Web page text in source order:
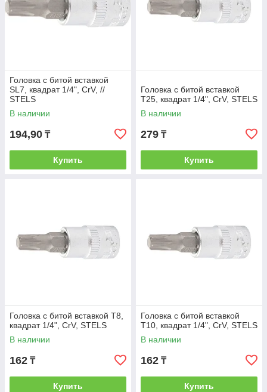
Головка с битой вставкой
SL7, квадрат 1/4", CrV, //
STELS
В наличии
194,90 ₸
Купить
Головка с битой вставкой
T25, квадрат 1/4", CrV, STELS
В наличии
279 ₸
Купить
Головка с битой вставкой T8,
квадрат 1/4", CrV, STELS
В наличии
162 ₸
Купить
Головка с битой вставкой
T10, квадрат 1/4", CrV, STELS
В наличии
162 ₸
Купить